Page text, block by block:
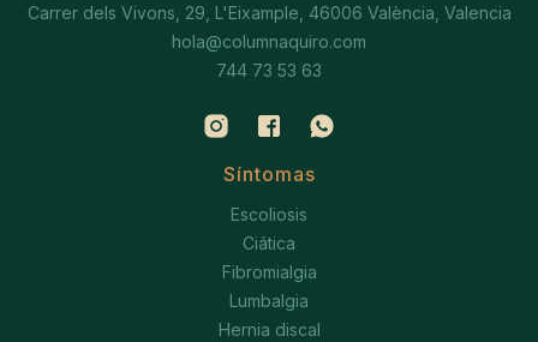
Carrer dels Vivons, 29, L'Eixample, 46006 València, Valencia
hola@columnaquiro.com
744 73 53 63
Síntomas
Escoliosis
Ciática
Fibromialgia
Lumbalgia
Hernia discal